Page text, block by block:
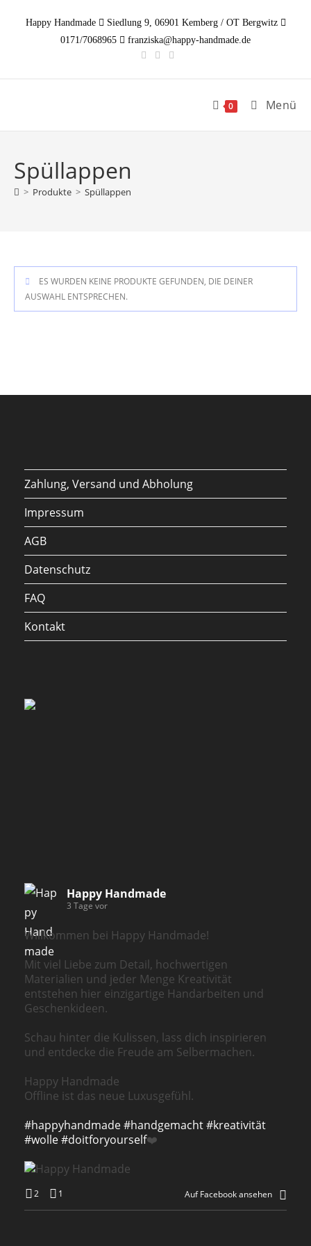
InhaltHappy Handmade
Siedlung 9, 06901 Kemberg / OT Bergwitz
0171/7068965
franziska@happy-handmade.de
0 Menü
Spüllappen
> Produkte > Spüllappen
ES WURDEN KEINE PRODUKTE GEFUNDEN, DIE DEINER
AUSWAHL ENTSPRECHEN.
Zahlung, Versand und Abholung
Impressum
AGB
Datenschutz
FAQ
Kontakt
Happy Handmade
3 Tage vor
Willkommen bei Happy Handmade!
Mit viel Liebe zum Detail, hochwertigen
Materialien und jeder Menge Kreativität
entstehen hier einzigartige Handarbeiten und
Geschenkideen.
Schau hinter die Kulissen, lass dich inspirieren
und entdecke die Freude am Selbermachen.
Happy Handmade
Offline ist das neue Luxusgefühl.
#happyhandmade#handgemacht#kreativität
#wolle#doitforyourself❤️
2 1 Auf Facebook ansehen